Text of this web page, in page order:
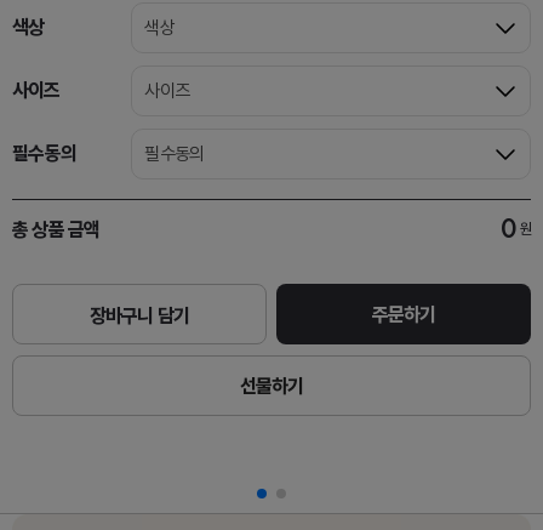
색상 색상
사이즈 사이즈
필수동의 필수동의
총 상품 금액 0 원
장바구니 담기 주문하기
선물하기